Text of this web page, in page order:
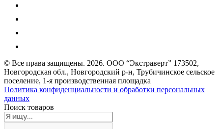
© Все права защищены. 2026. ООО “Экстраверт” 173502,
Новгородская обл., Новгородский р-н, Трубичинское сельское
поселение, 1-я производственная площадка
Политика конфиденциальности и обработки персональных
данных
Поиск товаров